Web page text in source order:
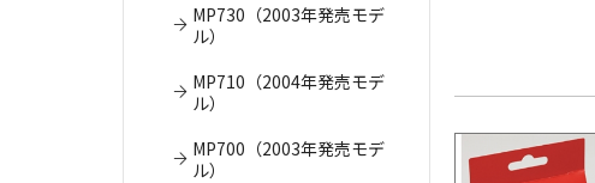
MP730（2003年発売モデ
ル）
MP710（2004年発売モデ
ル）
MP700（2003年発売モデ
ル）